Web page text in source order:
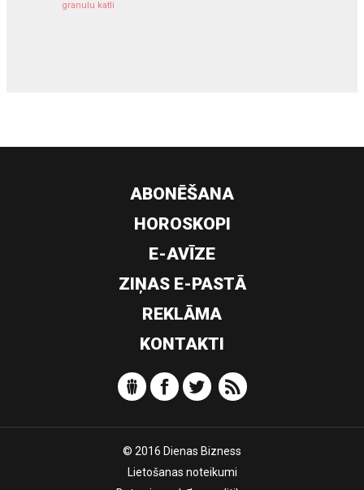
granulu katli
ABONĒŠANA
HOROSKOPI
E-AVĪZE
ZIŅAS E-PASTĀ
REKLĀMA
KONTAKTI
© 2016 Dienas Bizness
Lietošanas noteikumi